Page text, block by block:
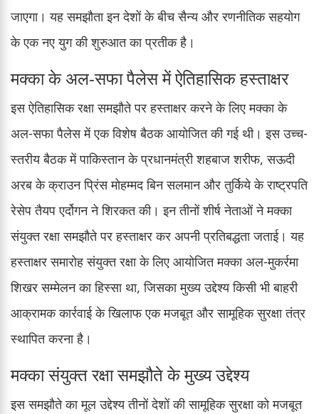
जाएगा। यह समझौता इन देशों के बीच सैन्य और रणनीतिक सहयोग
के एक नए युग की शुरुआत का प्रतीक है।
मक्का के अल-सफा पैलेस में ऐतिहासिक हस्ताक्षर
इस ऐतिहासिक रक्षा समझौते पर हस्ताक्षर करने के लिए मक्का के
अल-सफा पैलेस में एक विशेष बैठक आयोजित की गई थी। इस उच्च-
स्तरीय बैठक में पाकिस्तान के प्रधानमंत्री शहबाज शरीफ, सऊदी
अरब के क्राउन प्रिंस मोहम्मद बिन सलमान और तुर्किये के राष्ट्रपति
रेसेप तैयप एर्दोगन ने शिरकत की। इन तीनों शीर्ष नेताओं ने मक्का
संयुक्त रक्षा समझौते पर हस्ताक्षर कर अपनी प्रतिबद्धता जताई। यह
हस्ताक्षर समारोह संयुक्त रक्षा के लिए आयोजित मक्का अल-मुकर्रमा
शिखर सम्मेलन का हिस्सा था, जिसका मुख्य उद्देश्य किसी भी बाहरी
आक्रामक कार्रवाई के खिलाफ एक मजबूत और सामूहिक सुरक्षा तंत्र
स्थापित करना है।
मक्का संयुक्त रक्षा समझौते के मुख्य उद्देश्य
इस समझौते का मूल उद्देश्य तीनों देशों की सामूहिक सुरक्षा को मजबूत